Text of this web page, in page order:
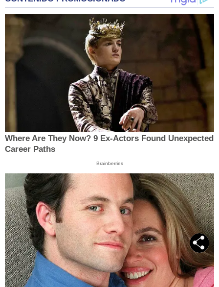
Where Are They Now? 9 Ex-Actors Found Unexpected
Career Paths
Brainberries